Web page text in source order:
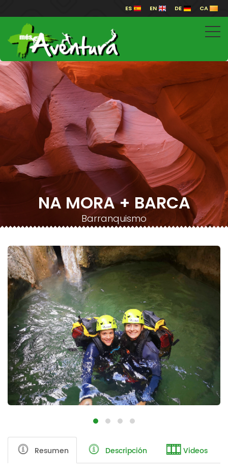
ES EN DE CA
NA MORA + BARCA
Barranquismo
Resumen Descripción Videos